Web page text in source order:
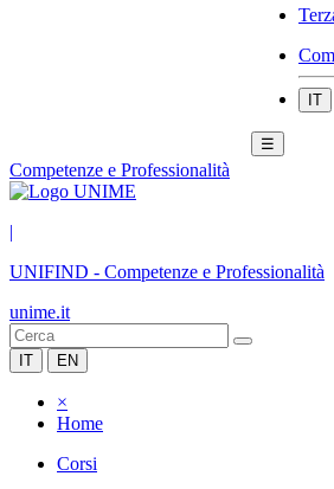
IT
☰
Competenze e Professionalità
|
UNIFIND - Competenze e Professionalità
unime.it
IT EN
×
Home
Corsi